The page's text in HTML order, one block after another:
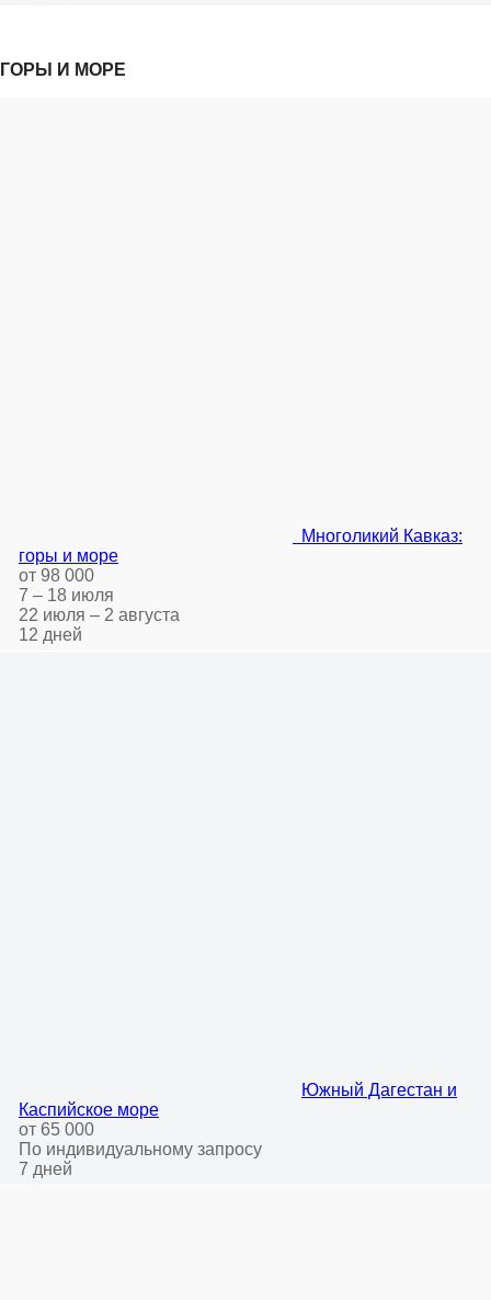
ГОРЫ И МОРЕ
Многоликий Кавказ:
горы и море
от 98 000
7 – 18 июля
22 июля – 2 августа
12 дней
Южный Дагестан и
Каспийское море
от 65 000
По индивидуальному запросу
7 дней